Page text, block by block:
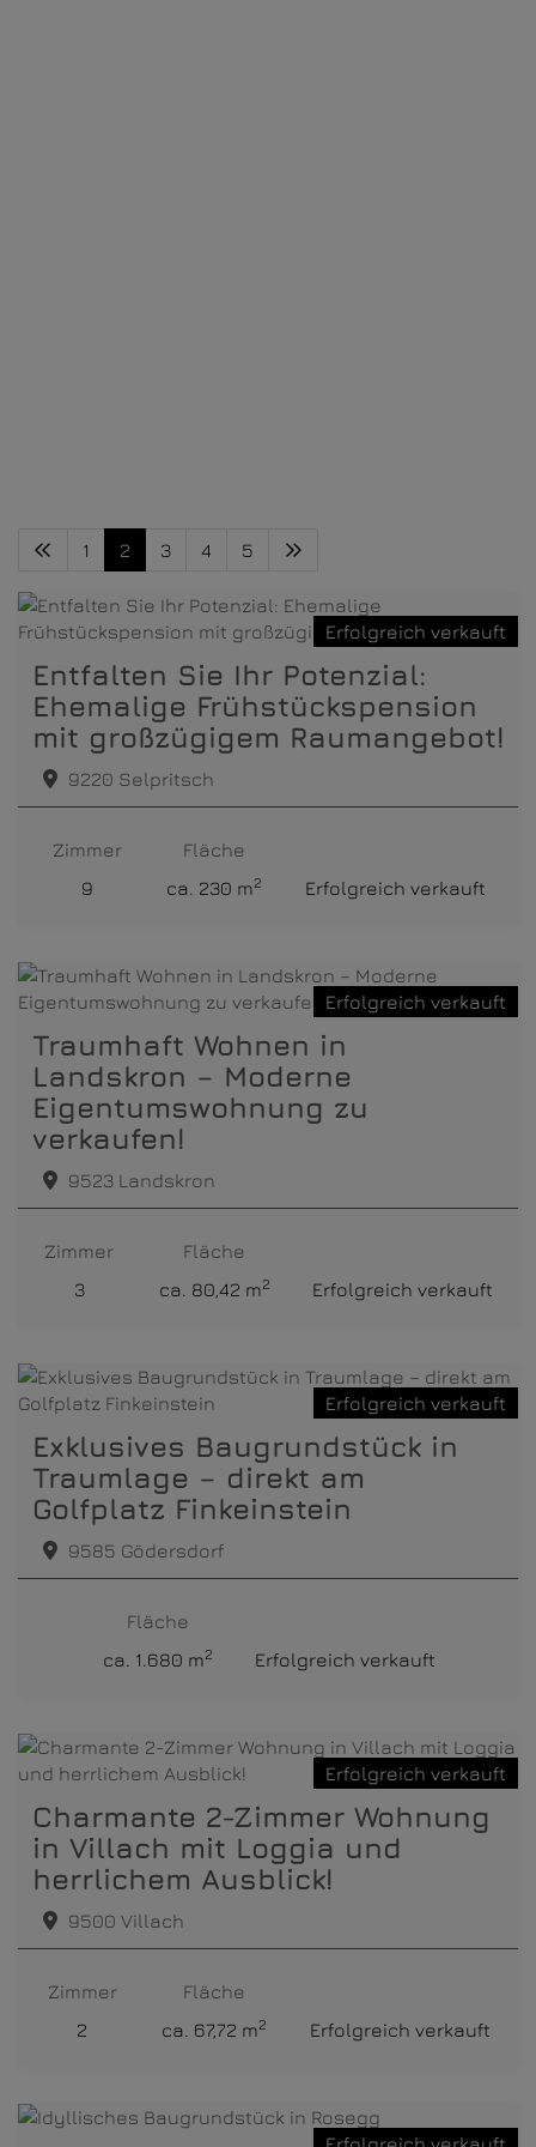
1 2 3 4 5
Erfolgreich verkauft
Entfalten Sie Ihr Potenzial:
Ehemalige Frühstückspension
mit großzügigem Raumangebot!
9220 Selpritsch
Zimmer
9
Fläche
ca. 230 m2 Erfolgreich verkauft
Erfolgreich verkauft
Traumhaft Wohnen in
Landskron – Moderne
Eigentumswohnung zu
verkaufen!
9523 Landskron
Zimmer
3
Fläche
ca. 80,42 m2 Erfolgreich verkauft
Erfolgreich verkauft
Exklusives Baugrundstück in
Traumlage – direkt am
Golfplatz Finkeinstein
9585 Gödersdorf
Fläche
ca. 1.680 m2 Erfolgreich verkauft
Erfolgreich verkauft
Charmante 2-Zimmer Wohnung
in Villach mit Loggia und
herrlichem Ausblick!
9500 Villach
Zimmer
2
Fläche
ca. 67,72 m2 Erfolgreich verkauft